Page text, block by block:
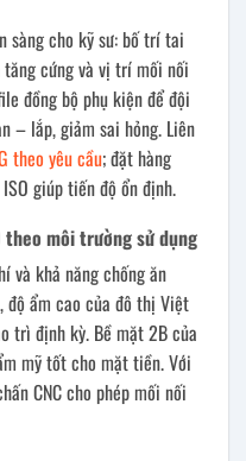
sàng cho kỹ sư: bố trí tai
cứng và vị trí mối nối
đồng bộ phụ kiện để đội
– lắp, giảm sai hỏng. Liên
theo yêu cầu; đặt hàng
giúp tiến độ ổn định.
môi trường sử dụng
và khả năng chống ăn
độ ẩm cao của đô thị Việt
trì định kỳ. Bề mặt 2B của
mỹ tốt cho mặt tiền. Với
CNC cho phép mối nối